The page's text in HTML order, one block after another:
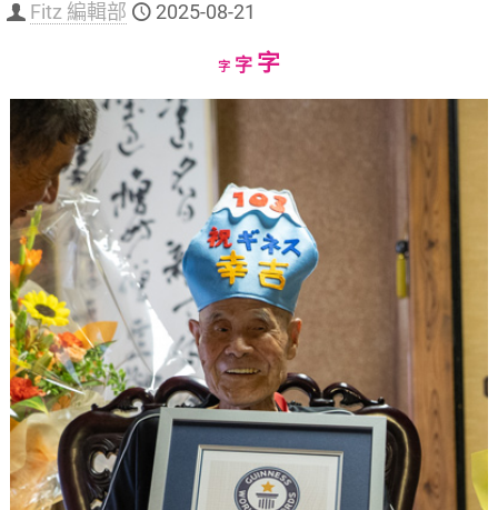
Fitz 編輯部 2025-08-21
字Decrease
字Reset
字Increase
size.